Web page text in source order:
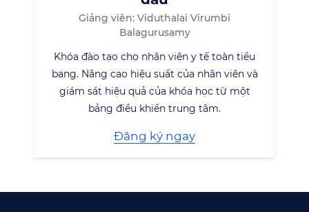
Giảng viên: Viduthalai Virumbi
Balagurusamy
Khóa đào tạo cho nhân viên y tế toàn tiểu
bang. Nâng cao hiệu suất của nhân viên và
giám sát hiệu quả của khóa học từ một
bảng điều khiển trung tâm.
Đăng ký ngay